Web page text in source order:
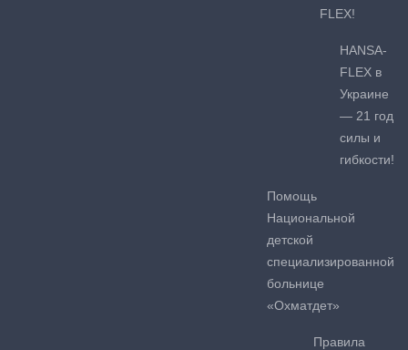
FLEX!
HANSA-
FLEX в
Украине
— 21 год
силы и
гибкости!
Помощь
Национальной
детской
специализированной
больнице
«Охматдет»
Правила